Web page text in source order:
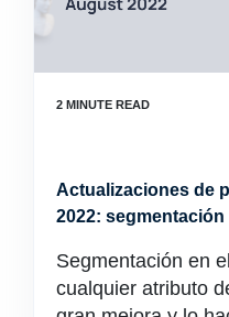
Actualizaciones de
2022: segmentación
Segmentación en
cualquier atributo